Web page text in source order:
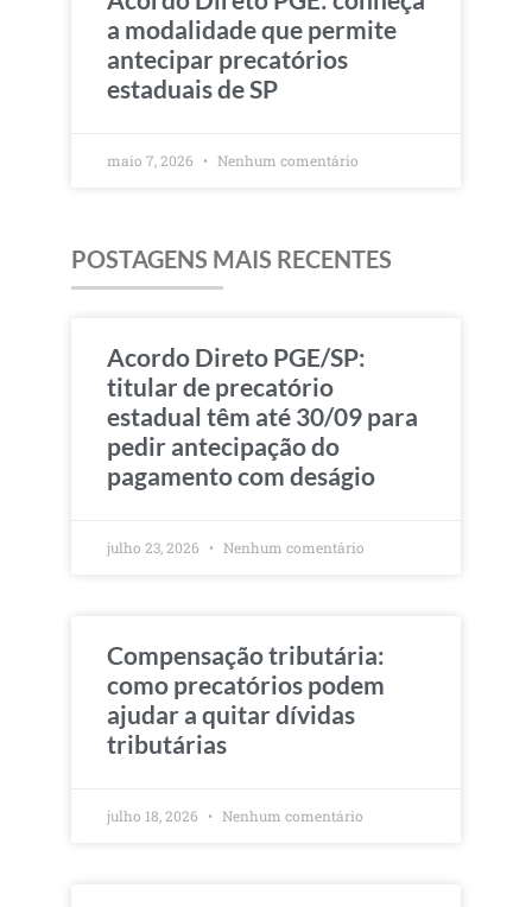
a modalidade que permite
antecipar precatórios
estaduais de SP
maio 7, 2026 Nenhum comentário
POSTAGENS MAIS RECENTES
Acordo Direto PGE/SP:
titular de precatório
estadual têm até 30/09 para
pedir antecipação do
pagamento com deságio
julho 23, 2026 Nenhum comentário
Compensação tributária:
como precatórios podem
ajudar a quitar dívidas
tributárias
julho 18, 2026 Nenhum comentário